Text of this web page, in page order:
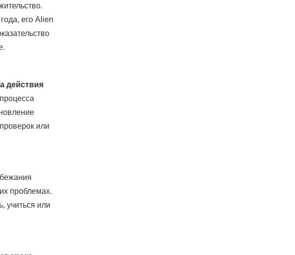
его Alien
действия
или
проблемах.
учиться или